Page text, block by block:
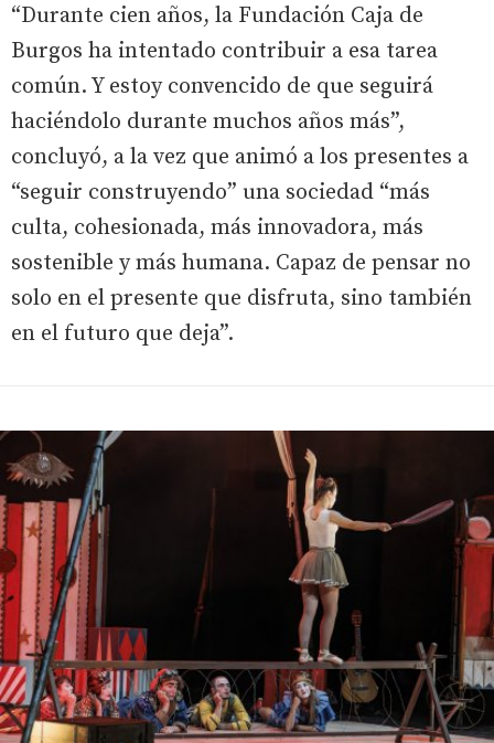
“Durante cien años, la Fundación Caja de
Burgos ha intentado contribuir a esa tarea
común. Y estoy convencido de que seguirá
haciéndolo durante muchos años más”,
concluyó, a la vez que animó a los presentes a
“seguir construyendo” una sociedad “más
culta, cohesionada, más innovadora, más
sostenible y más humana. Capaz de pensar no
solo en el presente que disfruta, sino también
en el futuro que deja”.